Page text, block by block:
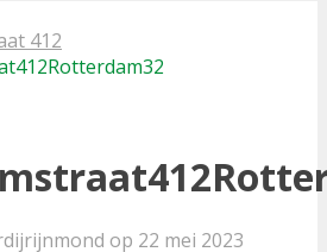
412
op 22 mei 2023